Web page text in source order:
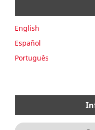
English
Español
Português